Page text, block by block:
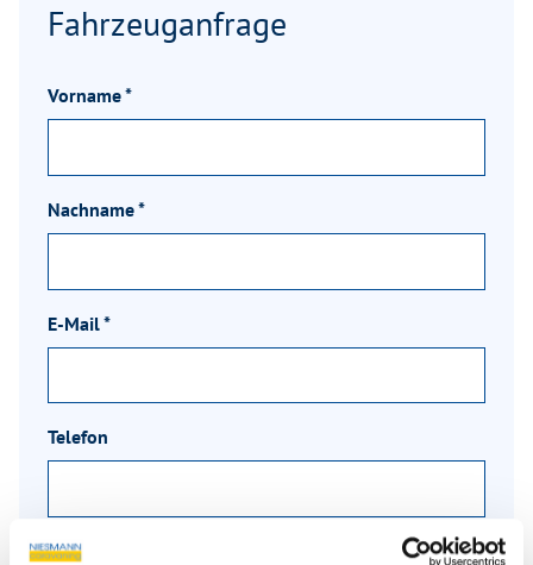
Fahrzeuganfrage
Vorname*
Nachname*
E-Mail*
Telefon
Nachricht